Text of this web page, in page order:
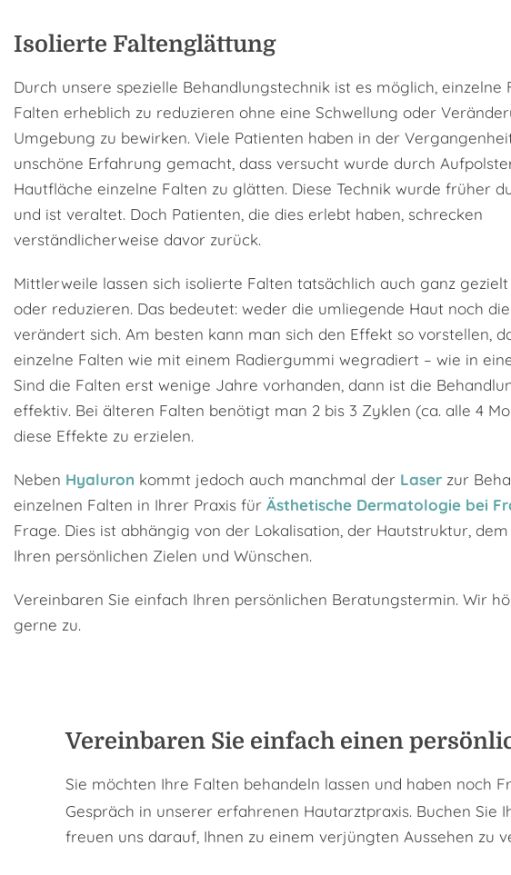
Isolierte Faltenglättung
Durch unsere spezielle Behandlungstechnik ist es möglich, einzelne
Falten erheblich zu reduzieren ohne eine Schwellung oder
Umgebung zu bewirken. Viele Patienten haben in der
unschöne Erfahrung gemacht, dass versucht wurde durch
Hautfläche einzelne Falten zu glätten. Diese Technik wurde früher
und ist veraltet. Doch Patienten, die dies erlebt haben, schrecken
verständlicherweise davor zurück.
Mittlerweile lassen sich isolierte Falten tatsächlich auch ganz
oder reduzieren. Das bedeutet: weder die umliegende Haut noch
verändert sich. Am besten kann man sich den Effekt so vorstellen,
einzelne Falten wie mit einem Radiergummi wegradiert – wie in
Sind die Falten erst wenige Jahre vorhanden, dann ist die
effektiv. Bei älteren Falten benötigt man 2 bis 3 Zyklen (ca. alle 4
diese Effekte zu erzielen.
Neben Hyaluron kommt jedoch auch manchmal der Laser zur
einzelnen Falten in Ihrer Praxis für Ästhetische Dermatologie bei
Frage. Dies ist abhängig von der Lokalisation, der Hautstruktur,
Ihren persönlichen Zielen und Wünschen.
Vereinbaren Sie einfach Ihren persönlichen Beratungstermin. Wir
gerne zu.
Vereinbaren Sie einfach einen
Sie möchten Ihre Falten behandeln lassen und haben noch
Gespräch in unserer erfahrenen Hautarztpraxis. Buchen Sie
freuen uns darauf, Ihnen zu einem verjüngten Aussehen zu